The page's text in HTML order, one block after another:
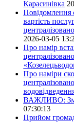
Карасинівка
Повідомлення
вартість
2026-03-05
Про намір
Про наміри
ВАЖЛИВО:
07:30:13
Прийом